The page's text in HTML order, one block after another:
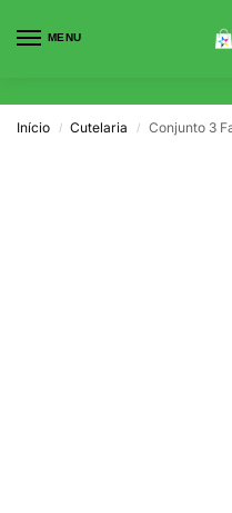
MENU
Início / Cutelaria / Conjunto 3